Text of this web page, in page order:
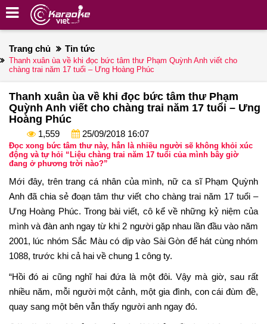
Trang chủ Tin tức
Thanh xuân ùa về khi đọc bức tâm thư Phạm Quỳnh Anh viết cho
chàng trai năm 17 tuổi – Ưng Hoàng Phúc
Thanh xuân ùa về khi đọc bức tâm thư Phạm
Quỳnh Anh viết cho chàng trai năm 17 tuổi – Ưng
Hoàng Phúc
1,559 25/09/2018 16:07
Đọc xong bức tâm thư này, hẳn là nhiều người sẽ không khỏi xúc
động và tự hỏi “Liệu chàng trai năm 17 tuổi của mình bây giờ
đang ở phương trời nào?”
Mới đây, trên trang cá nhân của mình, nữ ca sĩ Phạm Quỳnh
Anh đã chia sẻ đoạn tâm thư viết cho chàng trai năm 17 tuổi –
Ưng Hoàng Phúc. Trong bài viết, cô kể về những kỷ niệm của
mình và đàn anh ngay từ khi 2 người gặp nhau lần đầu vào năm
2001, lúc nhóm Sắc Màu có dịp vào Sài Gòn để hát cùng nhóm
1088, trước khi cả hai về chung 1 công ty.
“Hồi đó ai cũng nghĩ hai đứa là một đôi. Vậy mà giờ, sau rất
nhiều năm, mỗi người một cảnh, một gia đình, con cái đùm đề,
quay sang một bên vẫn thấy người anh ngay đó.